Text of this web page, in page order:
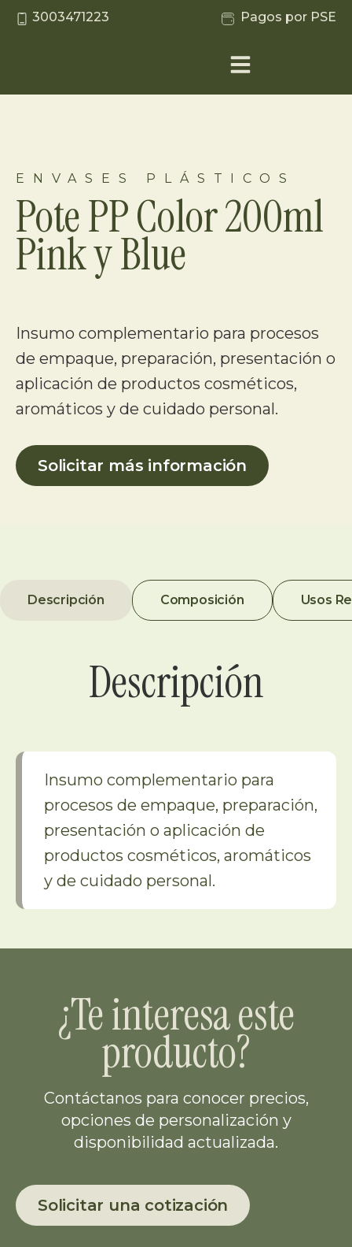
3003471223 Pagos por PSE
ENVASES PLÁSTICOS
Pote PP Color 200ml
Pink y Blue
Insumo complementario para procesos
de empaque, preparación, presentación o
aplicación de productos cosméticos,
aromáticos y de cuidado personal.
Solicitar más información
Descripción Composición Usos
Descripción
Insumo complementario para
procesos de empaque, preparación,
presentación o aplicación de
productos cosméticos, aromáticos
y de cuidado personal.
¿Te interesa este
producto?
Contáctanos para conocer precios,
opciones de personalización y
disponibilidad actualizada.
Solicitar una cotización